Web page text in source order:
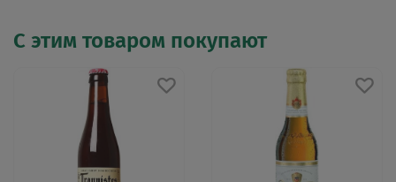
С этим товаром покупают